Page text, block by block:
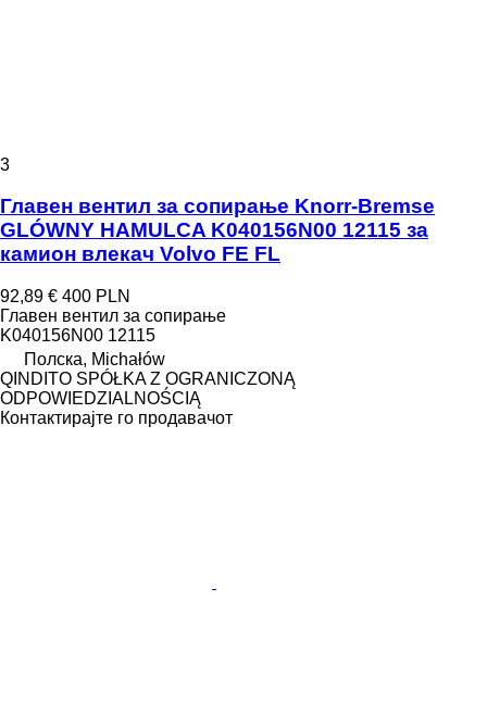
3
Главен вентил за сопирање Knorr-Bremse
GLÓWNY HAMULCA K040156N00 12115 за
камион влекач Volvo FE FL
92,89 € 400 PLN
Главен вентил за сопирање
K040156N00 12115
Полска, Michałów
QINDITO SPÓŁKA Z OGRANICZONĄ
ODPOWIEDZIALNOŚCIĄ
Контактирајте го продавачот